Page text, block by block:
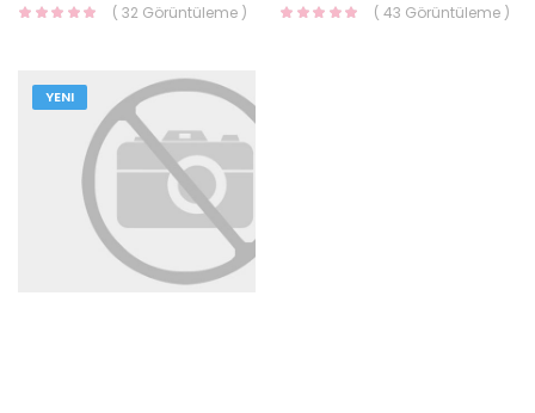
( 32 Görüntüleme ) ( 43 Görüntüleme )
YENI